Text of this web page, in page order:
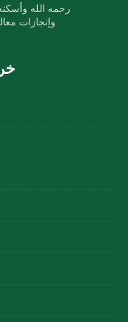
رحمه الله
وإنجازات